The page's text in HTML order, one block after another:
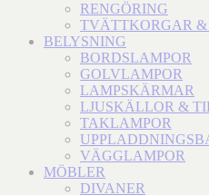
RENGÖRING
TVÄTTKORGAR &
BELYSNING
BORDSLAMPOR
GOLVLAMPOR
LAMPSKÄRMAR
LJUSKÄLLOR &
TAKLAMPOR
VÄGGLAMPOR
MÖBLER
DIVANER